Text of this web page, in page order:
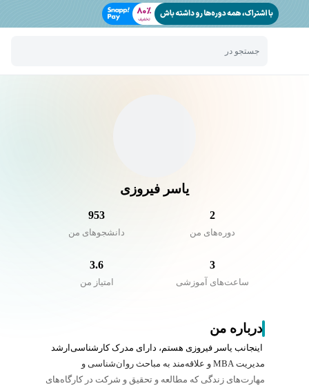
جستجو در
یاسر فیروزی
2
دوره‌های من
953
دانشجو‌های من
3
ساعت‌های آموزشی
3.6
امتیاز من
درباره من
اینجانب یاسر فیروزی هستم، دارای مدرک کارشناسی‌ارشد
مدیریت MBA و علاقه‌مند به مباحث روان‌شناسی و
مهارت‌های زندگی که مطالعه و تحقیق و شرکت در کارگاه‌های